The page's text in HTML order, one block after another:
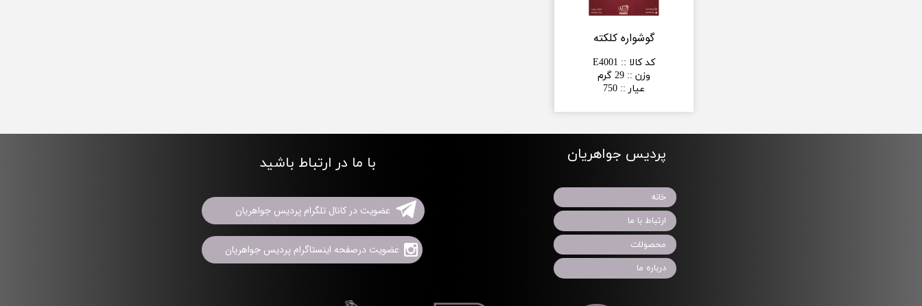
گوشواره کلکته
کد کالا ::
E4001
وزن ::29 گرم
عیار ::
750
پردیس جواهریان
خانه
ارتباط با ما
محصولات
درباره ما
با ما در ارتباط باشید
عضویت در کانال تلگرام پردیس جواهریان
عضویت درصفحه اینستاگرام پردیس جواهریان